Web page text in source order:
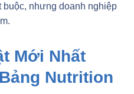
buộc, nhưng doanh nghiệp
Mới Nhất
Nutrition